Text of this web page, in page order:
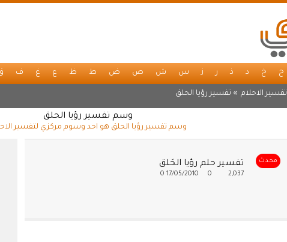
ح خ د ذ ر ز س ش ص ض ط ظ ع غ ف
تفسير الاحلام » تفسير رؤيا الحلق
وسم تفسير رؤيا الحلق
وسم تفسير رؤيا الحلق هو احد وسوم مركزي لتفسير
محدث تفسير حلم رؤيا الحَلق
2,037
17/05/2010
0